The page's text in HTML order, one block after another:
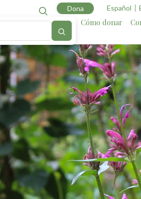
Dona Español
Cartografía Aliados Cómo donar